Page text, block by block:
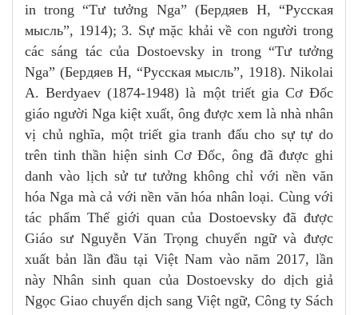
in trong “Tư tưởng Nga” (Бердяев Н, “Pyccкaя
мыcль”, 1914); 3. Sự mặc khải về con người trong
các sáng tác của Dostoevsky in trong “Tư tưởng
Nga” (Бердяев Н, “Pyccкaя мыcль”, 1918). Nikolai
A. Berdyaev (1874-1948) là một triết gia Cơ Đốc
giáo người Nga kiệt xuất, ông được xem là nhà nhân
vị chủ nghĩa, một triết gia tranh đấu cho sự tự do
trên tinh thần hiện sinh Cơ Đốc, ông đã được ghi
danh vào lịch sử tư tưởng không chỉ với nền văn
hóa Nga mà cả với nền văn hóa nhân loại. Cùng với
tác phẩm Thế giới quan của Dostoevsky đã được
Giáo sư Nguyễn Văn Trọng chuyển ngữ và được
xuất bản lần đầu tại Việt Nam vào năm 2017, lần
này Nhân sinh quan của Dostoevsky do dịch giả
Ngọc Giao chuyển dịch sang Việt ngữ, Công ty Sách